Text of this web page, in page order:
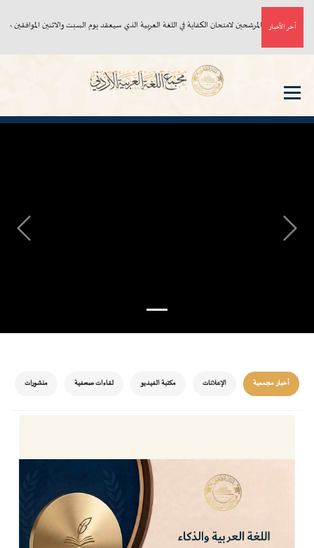
آخر الأخبارأسماء المرشحين لامتحان الكفاية في اللغة العربية الذي سيعقد يوم السبت والاثنين الموافقين ٨، ١٠/ ٨/ ٢٠٢٦م
Previous
Next
أخبار مجمعية الإعلانات مكتبة الفيديو لقاءات صحفية منشورات